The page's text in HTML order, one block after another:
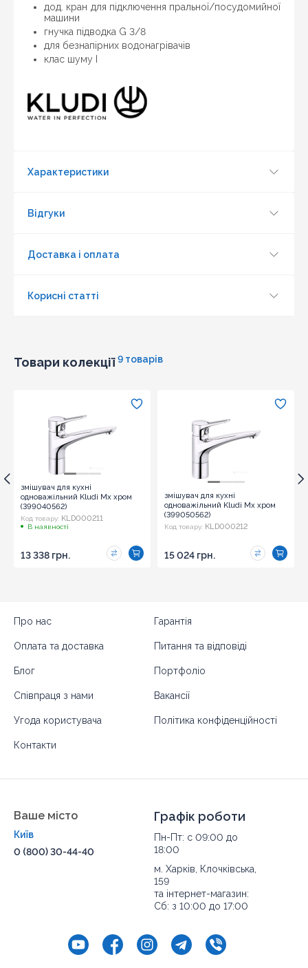
дод. кран для підключення пральної/посудомийної
машини
гнучка підводка G 3/8
для безнапірних водонагрівачів
клас шуму I
Характеристики
Відгуки
Доставка і оплата
Корисні статті
Товари колекції 9 товарів
змішувач для кухні
одноважільний Kludi Mx хром
(399040562)
Код товару: KLD000211
В наявності
13 338 грн.
змішувач для кухні
одноважільний Kludi Mx хром
(399050562)
Код товару: KLD000212
15 024 грн.
Про нас Гарантія
Оплата та доставка Питання та відповіді
Блог Портфоліо
Співпраця з нами Вакансії
Угода користувача Політика конфіденційності
Контакти
Ваше місто
Київ
0 (800) 30-44-40
Графік роботи
Пн-Пт: с 09:00 до
18:00
м. Харків, Клочківська,
159
та інтернет-магазин:
Сб: з 10:00 до 17:00